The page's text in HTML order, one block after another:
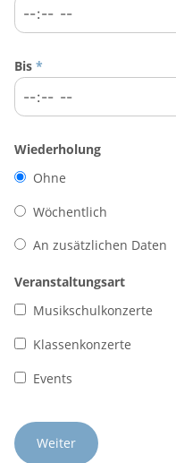
Bis *
Wiederholung
Ohne
Wöchentlich
An zusätzlichen Daten
Veranstaltungsart
Musikschulkonzerte
Klassenkonzerte
Events